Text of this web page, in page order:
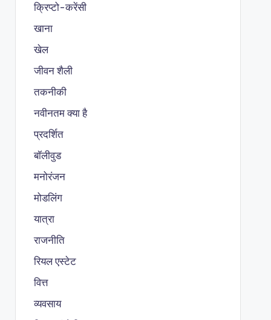
क्रिप्टो-करेंसी
खाना
खेल
जीवन शैली
तकनीकी
नवीनतम क्या है
प्रदर्शित
बॉलीवुड
मनोरंजन
मोडलिंग
यात्रा
राजनीति
रियल एस्टेट
वित्त
व्यवसाय